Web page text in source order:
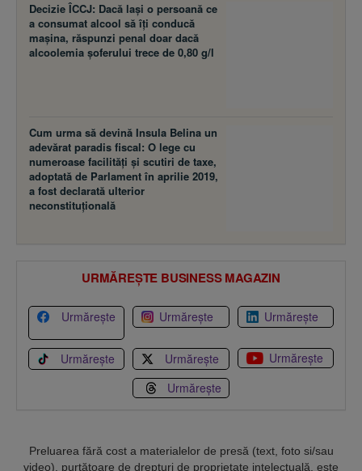
Decizie ÎCCJ: Dacă laşi o persoană ce
a consumat alcool să îţi conducă
maşina, răspunzi penal doar dacă
alcoolemia şoferului trece de 0,80 g/l
Cum urma să devină Insula Belina un
adevărat paradis fiscal: O lege cu
numeroase facilităţi şi scutiri de taxe,
adoptată de Parlament în aprilie 2019,
a fost declarată ulterior
neconstituţională
URMĂREȘTE BUSINESS MAGAZIN
Urmărește Urmărește Urmărește
Urmărește Urmărește
Urmărește
Urmărește
Preluarea fără cost a materialelor de presă (text, foto si/sau
video), purtătoare de drepturi de proprietate intelectuală, este